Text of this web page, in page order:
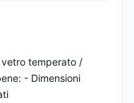
temperato /
- Dimensioni